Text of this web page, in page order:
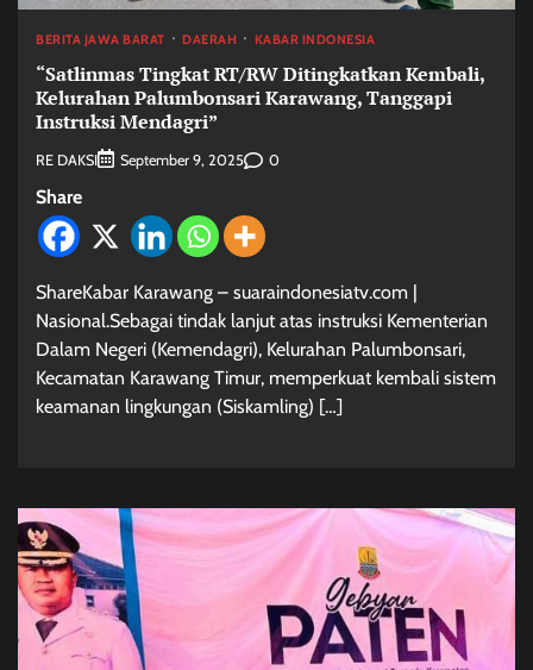
BERITA JAWA BARAT DAERAH KABAR INDONESIA
“Satlinmas Tingkat RT/RW Ditingkatkan Kembali,
Kelurahan Palumbonsari Karawang, Tanggapi
Instruksi Mendagri”
RE DAKSI September 9, 2025 0
Share
ShareKabar Karawang – suaraindonesiatv.com |
Nasional.Sebagai tindak lanjut atas instruksi Kementerian
Dalam Negeri (Kemendagri), Kelurahan Palumbonsari,
Kecamatan Karawang Timur, memperkuat kembali sistem
keamanan lingkungan (Siskamling) […]